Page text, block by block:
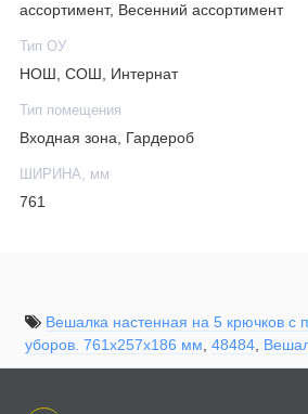
ассортимент, Весенний ассортимент
Тип ОУ
НОШ, СОШ, Интернат
Тип помещения
Входная зона, Гардероб
ШИРИНА, мм
761
Вешалка настенная на 5 крючков с
уборов. 761х257х186 мм 48484,